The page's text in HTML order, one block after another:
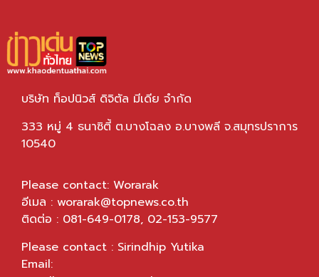
บริษัท ท็อปนิวส์ ดิจิตัล มีเดีย จำกัด
333 หมู่ 4 ธนาซิตี้ ต.บางโฉลง อ.บางพลี จ.สมุทรปราการ
10540
Please contact: Worarak
อีเมล : worarak@topnews.co.th
ติดต่อ : 081-649-0178, 02-153-9577
Please contact : Sirindhip Yutika
Email: